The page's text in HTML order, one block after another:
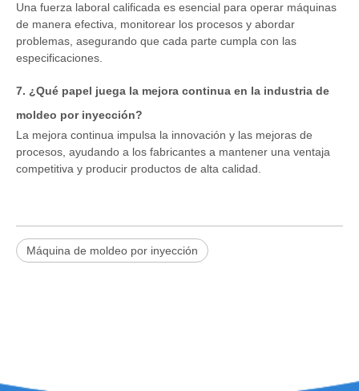
Una fuerza laboral calificada es esencial para operar máquinas
de manera efectiva, monitorear los procesos y abordar
problemas, asegurando que cada parte cumpla con las
especificaciones.
7. ¿Qué papel juega la mejora continua en la industria de
moldeo por inyección?
La mejora continua impulsa la innovación y las mejoras de
procesos, ayudando a los fabricantes a mantener una ventaja
competitiva y producir productos de alta calidad.
Máquina de moldeo por inyección